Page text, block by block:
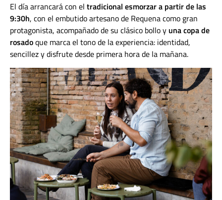
El día arrancará con el tradicional esmorzar a partir de las
9:30h, con el embutido artesano de Requena como gran
protagonista, acompañado de su clásico bollo y una copa de
rosadoque marca el tono de la experiencia: identidad,
sencillez y disfrute desde primera hora de la mañana.